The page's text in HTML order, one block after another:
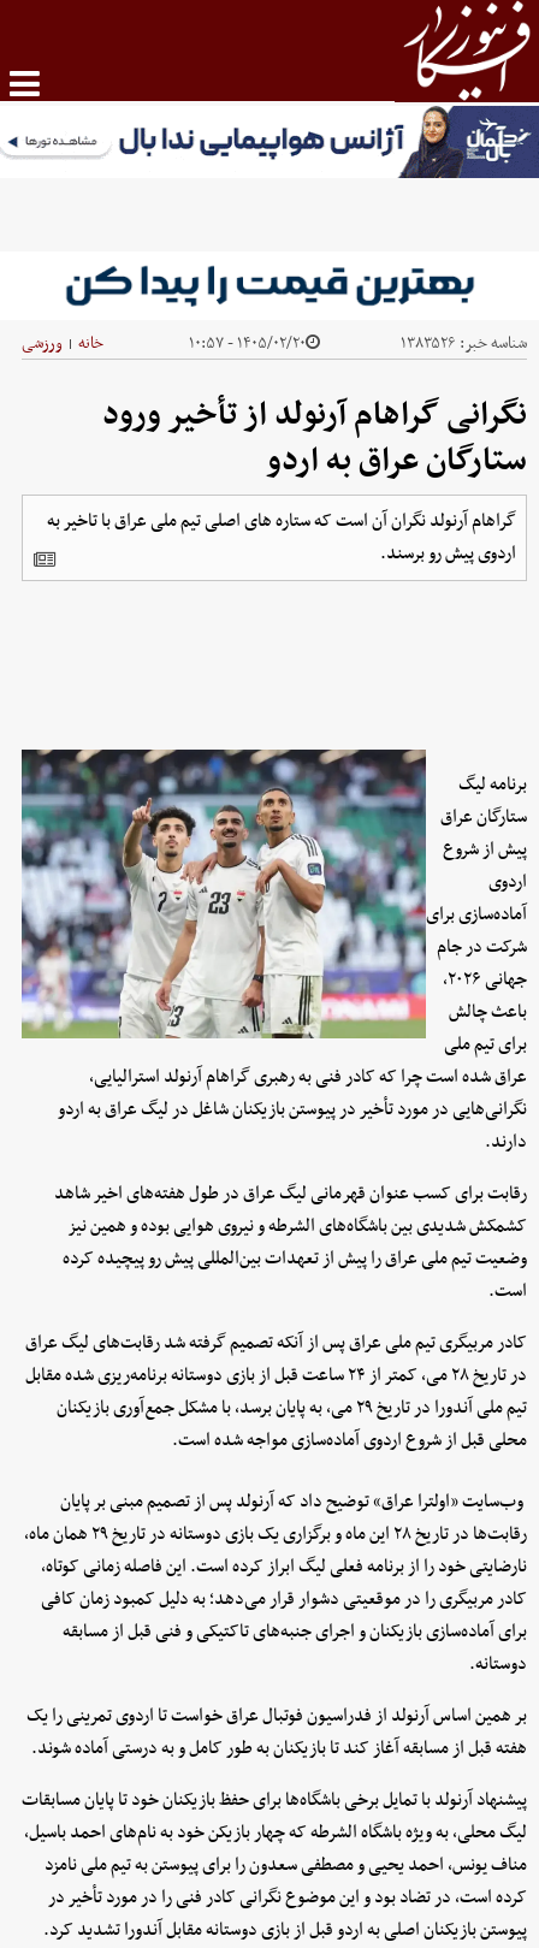
شناسه خبر: ۱۳۸۳۵۲۶ ۱۴۰۵/۰۲/۲۰ - ۱۰:۵۷ خانه | ورزشی
نگرانی گراهام آرنولد از تأخیر ورود
ستارگان عراق به اردو
گراهام آرنولد نگران آن است که ستاره های اصلی تیم ملی عراق با تاخیر به
اردوی پیش رو برسند.
برنامه لیگ
ستارگان عراق
پیش از شروع
اردوی
آماده‌سازی برای
شرکت در جام
جهانی ۲۰۲۶،
باعث چالش
برای تیم ملی
عراق شده است چرا که کادر فنی به رهبری گراهام آرنولد استرالیایی،
نگرانی‌هایی در مورد تأخیر در پیوستن بازیکنان شاغل در لیگ عراق به اردو
دارند.
رقابت برای کسب عنوان قهرمانی لیگ عراق در طول هفته‌های اخیر شاهد
کشمکش شدیدی بین باشگاه‌های الشرطه و نیروی هوایی بوده و همین نیز
وضعیت تیم ملی عراق را پیش از تعهدات بین‌المللی پیش رو پیچیده کرده
است.
کادر مربیگری تیم ملی عراق پس از آنکه تصمیم گرفته شد رقابت‌های لیگ عراق
در تاریخ ۲۸ می، کمتر از ۲۴ ساعت قبل از بازی دوستانه برنامه‌ریزی شده مقابل
تیم ملی آندورا در تاریخ ۲۹ می، به پایان برسد، با مشکل جمع‌آوری بازیکنان
محلی قبل از شروع اردوی آماده‌سازی مواجه شده است.
وب‌سایت «اولترا عراق» توضیح داد که آرنولد پس از تصمیم مبنی بر پایان
رقابت‌ها در تاریخ ۲۸ این ماه و برگزاری یک بازی دوستانه در تاریخ ۲۹ همان ماه،
نارضایتی خود را از برنامه فعلی لیگ ابراز کرده است. این فاصله زمانی کوتاه،
کادر مربیگری را در موقعیتی دشوار قرار می‌دهد؛ به دلیل کمبود زمان کافی
برای آماده‌سازی بازیکنان و اجرای جنبه‌های تاکتیکی و فنی قبل از مسابقه
دوستانه.
بر همین اساس آرنولد از فدراسیون فوتبال عراق خواست تا اردوی تمرینی را یک
هفته قبل از مسابقه آغاز کند تا بازیکنان به طور کامل و به درستی آماده شوند.
پیشنهاد آرنولد با تمایل برخی باشگاه‌ها برای حفظ بازیکنان خود تا پایان مسابقات
لیگ محلی، به ویژه باشگاه الشرطه که چهار بازیکن خود به نام‌های احمد باسیل،
مناف یونس، احمد یحیی و مصطفی سعدون را برای پیوستن به تیم ملی نامزد
کرده است، در تضاد بود و این موضوع نگرانی کادر فنی را در مورد تأخیر در
پیوستن بازیکنان اصلی به اردو قبل از بازی دوستانه مقابل آندورا تشدید کرد.